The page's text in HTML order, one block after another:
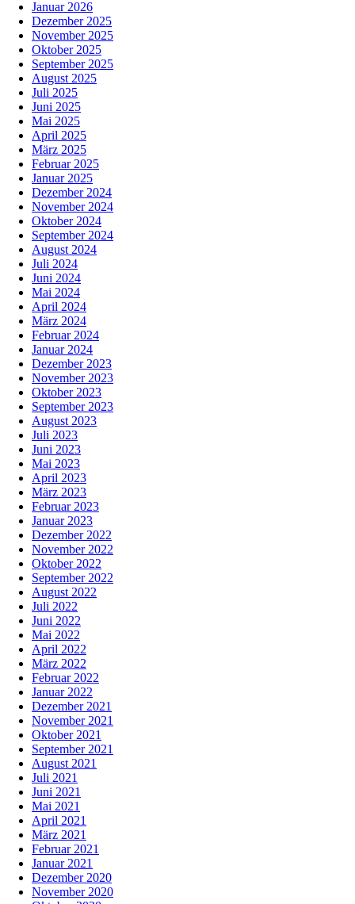
Januar 2026
Dezember 2025
November 2025
Oktober 2025
September 2025
August 2025
Juli 2025
Juni 2025
Mai 2025
April 2025
März 2025
Februar 2025
Januar 2025
Dezember 2024
November 2024
Oktober 2024
September 2024
August 2024
Juli 2024
Juni 2024
Mai 2024
April 2024
März 2024
Februar 2024
Januar 2024
Dezember 2023
November 2023
Oktober 2023
September 2023
August 2023
Juli 2023
Juni 2023
Mai 2023
April 2023
März 2023
Februar 2023
Januar 2023
Dezember 2022
November 2022
Oktober 2022
September 2022
August 2022
Juli 2022
Juni 2022
Mai 2022
April 2022
März 2022
Februar 2022
Januar 2022
Dezember 2021
November 2021
Oktober 2021
September 2021
August 2021
Juli 2021
Juni 2021
Mai 2021
April 2021
März 2021
Februar 2021
Januar 2021
Dezember 2020
November 2020